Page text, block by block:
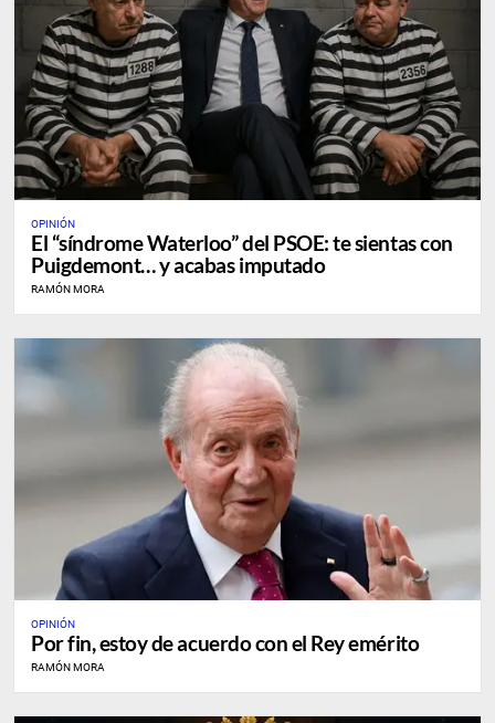
OPINIÓN
El “síndrome Waterloo” del PSOE: te sientas con
Puigdemont… y acabas imputado
RAMÓN MORA
OPINIÓN
Por fin, estoy de acuerdo con el Rey emérito
RAMÓN MORA